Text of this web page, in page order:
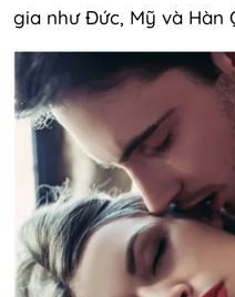
gia như Đức, Mỹ và Hàn